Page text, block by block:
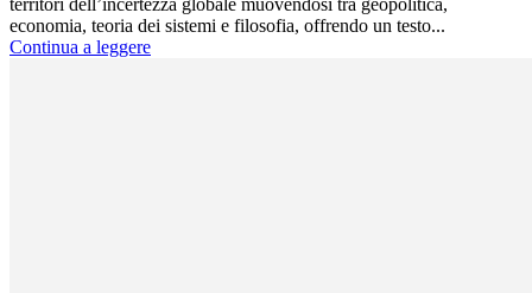
territori dell’incertezza globale muovendosi tra geopolitica,
economia, teoria dei sistemi e filosofia, offrendo un testo...
Continua a leggere